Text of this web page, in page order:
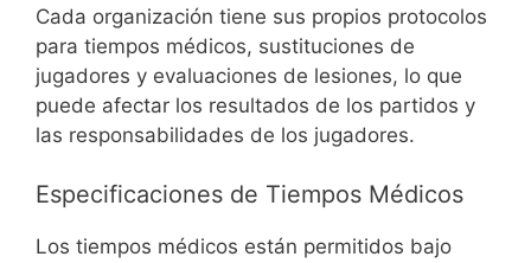
Cada organización tiene sus propios protocolos
para tiempos médicos, sustituciones de
jugadores y evaluaciones de lesiones, lo que
puede afectar los resultados de los partidos y
las responsabilidades de los jugadores.
Especificaciones de Tiempos Médicos
Los tiempos médicos están permitidos bajo